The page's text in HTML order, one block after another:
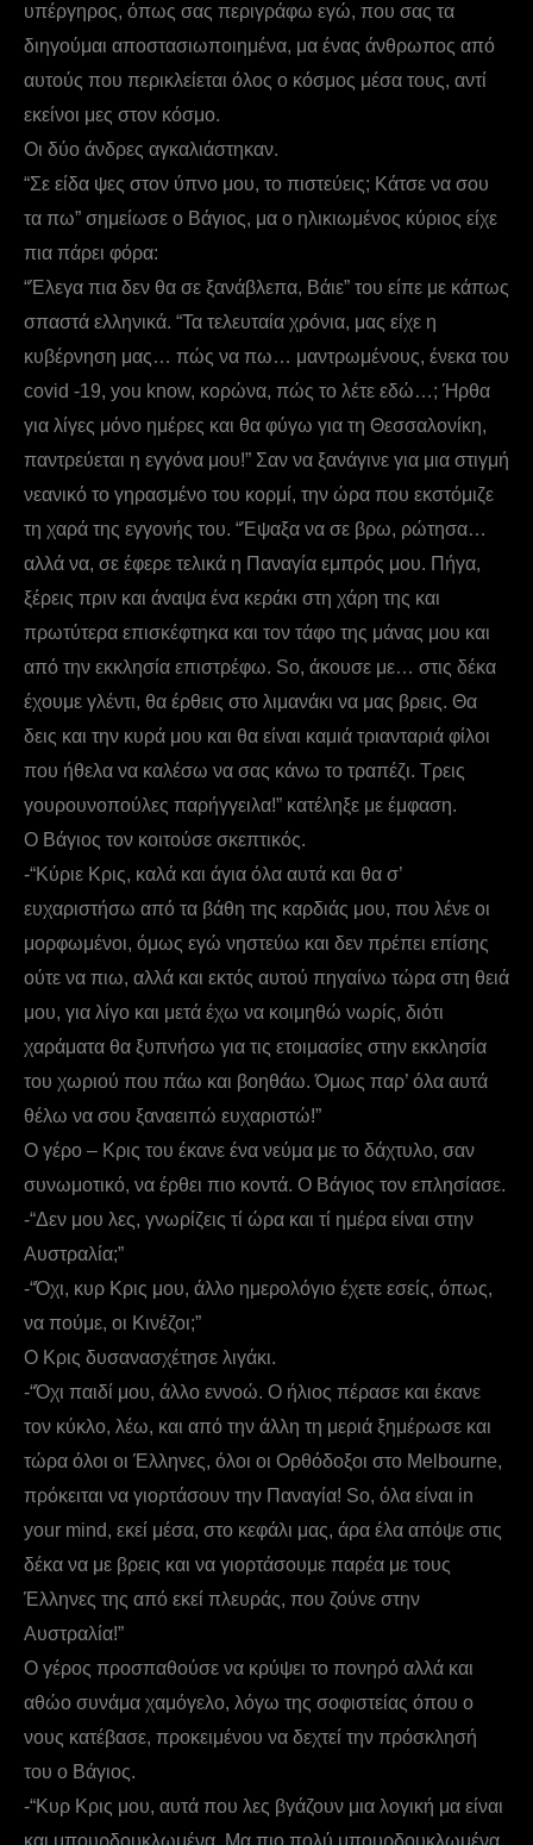
υπέργηρος, όπως σας περιγράφω εγώ, που σας τα
διηγούμαι αποστασιωποιημένα, μα ένας άνθρωπος από
αυτούς που περικλείεται όλος ο κόσμος μέσα τους, αντί
εκείνοι μες στον κόσμο.
Οι δύο άνδρες αγκαλιάστηκαν.
“Σε είδα ψες στον ύπνο μου, το πιστεύεις; Κάτσε να σου
τα πω” σημείωσε ο Βάγιος, μα ο ηλικιωμένος κύριος είχε
πια πάρει φόρα:
“Έλεγα πια δεν θα σε ξανάβλεπα, Βάιε” του είπε με κάπως
σπαστά ελληνικά. “Τα τελευταία χρόνια, μας είχε η
κυβέρνηση μας… πώς να πω… μαντρωμένους, ένεκα του
covid -19, you know, κορώνα, πώς το λέτε εδώ…; Ήρθα
για λίγες μόνο ημέρες και θα φύγω για τη Θεσσαλονίκη,
παντρεύεται η εγγόνα μου!” Σαν να ξανάγινε για μια στιγμή
νεανικό το γηρασμένο του κορμί, την ώρα που εκστόμιζε
τη χαρά της εγγονής του. “Έψαξα να σε βρω, ρώτησα…
αλλά να, σε έφερε τελικά η Παναγία εμπρός μου. Πήγα,
ξέρεις πριν και άναψα ένα κεράκι στη χάρη της και
πρωτύτερα επισκέφτηκα και τον τάφο της μάνας μου και
από την εκκλησία επιστρέφω. So, άκουσε με… στις δέκα
έχουμε γλέντι, θα έρθεις στο λιμανάκι να μας βρεις. Θα
δεις και την κυρά μου και θα είναι καμιά τριανταριά φίλοι
που ήθελα να καλέσω να σας κάνω το τραπέζι. Τρεις
γουρουνοπούλες παρήγγειλα!” κατέληξε με έμφαση.
Ο Βάγιος τον κοιτούσε σκεπτικός.
-“Κύριε Κρις, καλά και άγια όλα αυτά και θα σ’
ευχαριστήσω από τα βάθη της καρδιάς μου, που λένε οι
μορφωμένοι, όμως εγώ νηστεύω και δεν πρέπει επίσης
ούτε να πιω, αλλά και εκτός αυτού πηγαίνω τώρα στη θειά
μου, για λίγο και μετά έχω να κοιμηθώ νωρίς, διότι
χαράματα θα ξυπνήσω για τις ετοιμασίες στην εκκλησία
του χωριού που πάω και βοηθάω. Όμως παρ’ όλα αυτά
θέλω να σου ξαναειπώ ευχαριστώ!”
Ο γέρο – Κρις του έκανε ένα νεύμα με το δάχτυλο, σαν
συνωμοτικό, να έρθει πιο κοντά. Ο Βάγιος τον επλησίασε.
-“Δεν μου λες, γνωρίζεις τί ώρα και τί ημέρα είναι στην
Αυστραλία;”
-“Όχι, κυρ Κρις μου, άλλο ημερολόγιο έχετε εσείς, όπως,
να πούμε, οι Κινέζοι;”
Ο Κρις δυσανασχέτησε λιγάκι.
-“Όχι παιδί μου, άλλο εννοώ. Ο ήλιος πέρασε και έκανε
τον κύκλο, λέω, και από την άλλη τη μεριά ξημέρωσε και
τώρα όλοι οι Έλληνες, όλοι οι Ορθόδοξοι στο Melbourne,
πρόκειται να γιορτάσουν την Παναγία! So, όλα είναι in
your mind, εκεί μέσα, στο κεφάλι μας, άρα έλα απόψε στις
δέκα να με βρεις και να γιορτάσουμε παρέα με τους
Έλληνες της από εκεί πλευράς, που ζούνε στην
Αυστραλία!”
Ο γέρος προσπαθούσε να κρύψει το πονηρό αλλά και
αθώο συνάμα χαμόγελο, λόγω της σοφιστείας όπου ο
νους κατέβασε, προκειμένου να δεχτεί την πρόσκλησή
του ο Βάγιος.
-“Κυρ Κρις μου, αυτά που λες βγάζουν μια λογική μα είναι